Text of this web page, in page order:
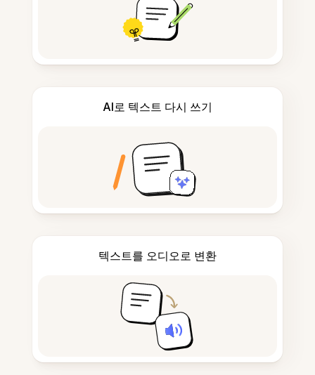
AI로 텍스트 다시 쓰기
텍스트를 오디오로 변환